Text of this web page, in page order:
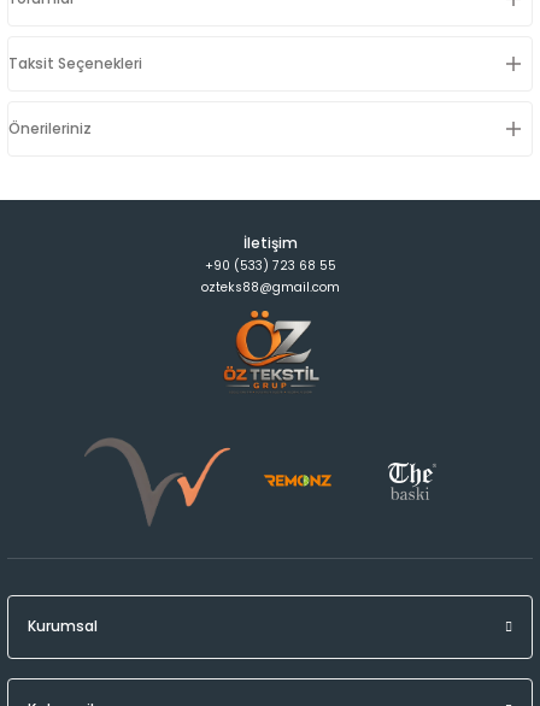
Taksit Seçenekleri
Önerileriniz
İletişim
+90 (533) 723 68 55
ozteks88@gmail.com
Kurumsal